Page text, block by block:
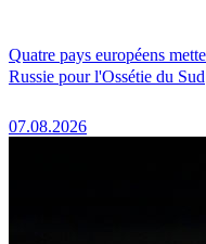
Quatre pays européens
Russie pour l'Ossétie du Sud
07.08.2026